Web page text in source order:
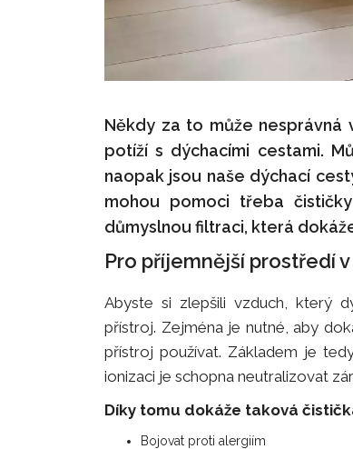
Někdy za to může
potíží s dýchacími cestami.
naopak jsou naše dýchací
mohou pomoci třeba
důmyslnou filtraci, která
Pro příjemnější prostředí
Abyste si zlepšili vzduch, který
přístroj. Zejména je nutné, aby
přístroj používat. Základem je
ionizaci je schopna neutralizovat
Díky tomu dokáže taková
Bojovat proti alergiím